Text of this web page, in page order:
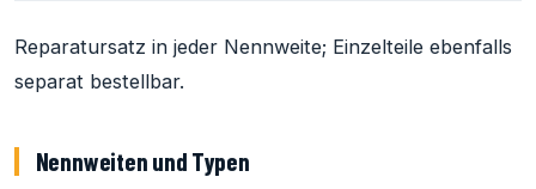
Reparatursatz in jeder Nennweite; Einzelteile ebenfalls
separat bestellbar.
Nennweiten und Typen